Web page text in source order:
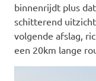
binnenrijdt plus
schitterend
volgende afslag,
een 20km lange